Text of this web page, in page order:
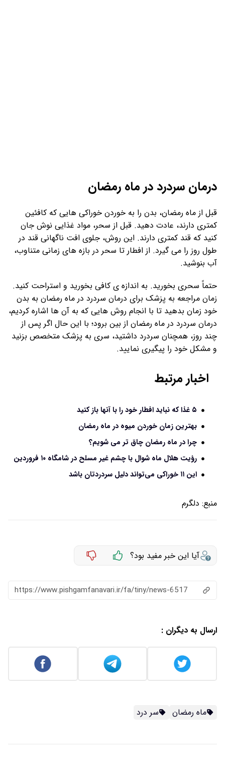
درمان سردرد در ماه رمضان
قبل از ماه رمضان، بدن را به خوردن خوراکی هایی که کافئین
کمتری دارند، عادت دهید. قبل از سحر، مواد غذایی نوش جان
کنید که قند کمتری دارند. این روش، جلوی افت ناگهانی قند در
طول روز را می گیرد. از افطار تا سحر در بازه های زمانی متناوب،
آب بنوشید.
حتماً سحری بخورید. به اندازه ی کافی بخورید و استراحت کنید.
زمان مراجعه به پزشک برای درمان سردرد در ماه رمضان به بدن
خود زمان بدهید تا با انجام روش هایی که به آن ها اشاره کردیم،
درمان سردرد در ماه رمضان از بین برود؛ با این حال اگر پس از
چند روز، همچنان سردرد داشتید، سری به پزشک متخصص بزنید
و مشکل خود را پیگیری نمایید.
اخبار مرتبط
۵ غذا که نباید افطار خود را با آنها باز کنید
بهترین زمان خوردن میوه در ماه رمضان
چرا در ماه رمضان چاق تر می‌ شویم؟
رؤیت هلال ماه شوال با چشم غیر مسلح در شامگاه ۱٠ فروردین
این ۱۱ خوراکی می‌تواند دلیل سردردتان باشد
منبع: دلگرم
آیا این خبر مفید بود؟
https://www.pishgamfanavari.ir/fa/tiny/news-6517
ارسال به دیگران :
ماه رمضان سر درد